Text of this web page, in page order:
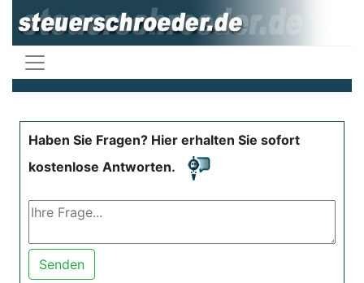
Haben Sie Fragen? Hier erhalten Sie sofort
kostenlose Antworten.
Senden